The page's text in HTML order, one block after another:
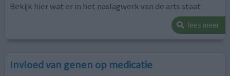
Bekijk hier wat er in het naslagwerk van de arts staat
lees meer
Invloed van genen op medicatie